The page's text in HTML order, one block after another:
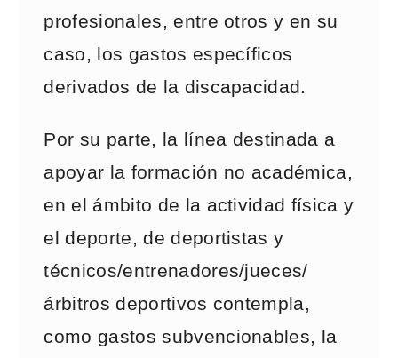
profesionales, entre otros y en su
caso, los gastos específicos
derivados de la discapacidad.
Por su parte, la línea destinada a
apoyar la formación no académica,
en el ámbito de la actividad física y
el deporte, de deportistas y
técnicos/entrenadores/jueces/
árbitros deportivos contempla,
como gastos subvencionables, la